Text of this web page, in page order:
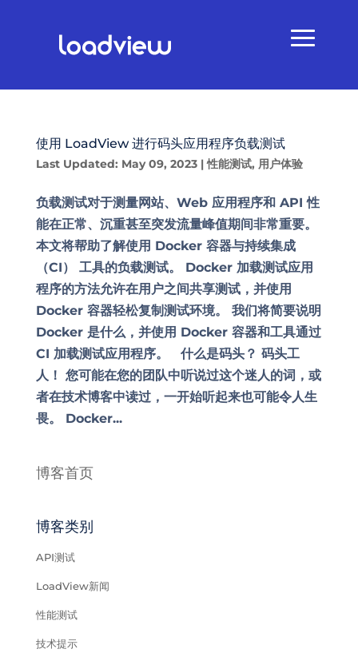
使用 LoadView 进行码头应用程序负载测试
Last Updated: May 09, 2023|性能测试, 用户体验
负载测试对于测量网站、Web 应用程序和 API 性
能在正常、沉重甚至突发流量峰值期间非常重要。
本文将帮助了解使用 Docker 容器与持续集成
（CI） 工具的负载测试。 Docker 加载测试应用
程序的方法允许在用户之间共享测试，并使用
Docker 容器轻松复制测试环境。 我们将简要说明
Docker 是什么，并使用 Docker 容器和工具通过
CI 加载测试应用程序。 什么是码头？ 码头工
人！ 您可能在您的团队中听说过这个迷人的词，或
者在技术博客中读过，一开始听起来也可能令人生
畏。 Docker...
博客首页
博客类别
API测试
LoadView新闻
性能测试
技术提示